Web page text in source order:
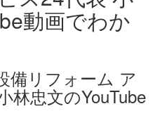
備リフォーム ア
林忠文のYouTube